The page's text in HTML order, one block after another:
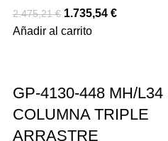
2.475,21€ 1.735,54 €
Añadir al carrito
GP-4130-448 MH/L34
COLUMNA TRIPLE
ARRASTRE